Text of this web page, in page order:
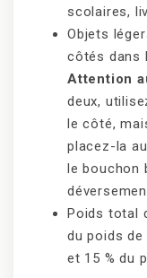
scolaires,
Objets
côtés dans
Attention
deux,
le côté,
placez-la
le bouchon
Poids total
du poids
et 15 % du